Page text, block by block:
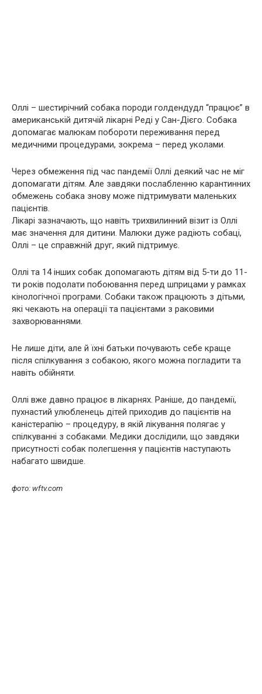
Оллі – шестирічний собака породи голдендудл “працює” в
американській дитячій лікарні Реді у Сан-Дієго. Собака
допомагає малюкам побороти переживання перед
медичними процедурами, зокрема – перед уколами.
Через обмеження під час пандемії Оллі деякий час не міг
допомагати дітям. Але завдяки послабленню карантинних
обмежень собака знову може підтримувати маленьких
пацієнтів.
Лікарі зазначають, що навіть трихвилинний візит із Оллі
має значення для дитини. Малюки дуже радіють собаці,
Оллі – це справжній друг, який підтримує.
Оллі та 14 інших собак допомагають дітям від 5-ти до 11-
ти років подолати побоювання перед шприцами у рамках
кінологічної програми. Собаки також працюють з дітьми,
які чекають на операції та пацієнтами з раковими
захворюваннями.
Не лише діти, але й їхні батьки почувають себе краще
після спілкування з собакою, якого можна погладити та
навіть обійняти.
Оллі вже давно працює в лікарнях. Раніше, до пандемії,
пухнастий улюбленець дітей приходив до пацієнтів на
каністерапію – процедуру, в якій лікування полягає у
спілкуванні з собаками. Медики дослідили, що завдяки
присутності собак полегшення у пацієнтів наступають
набагато швидше.
фото: wftv.com